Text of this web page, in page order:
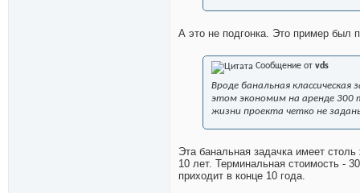
А это не подгонка. Это пример был
Сообщение от vds
Вроде банальная
этом экономим на аренде 300
жизни проекта четко не
Эта банальная задачка имеет
10 лет. Терминальная стоимость -
приходит в конце 10 года.